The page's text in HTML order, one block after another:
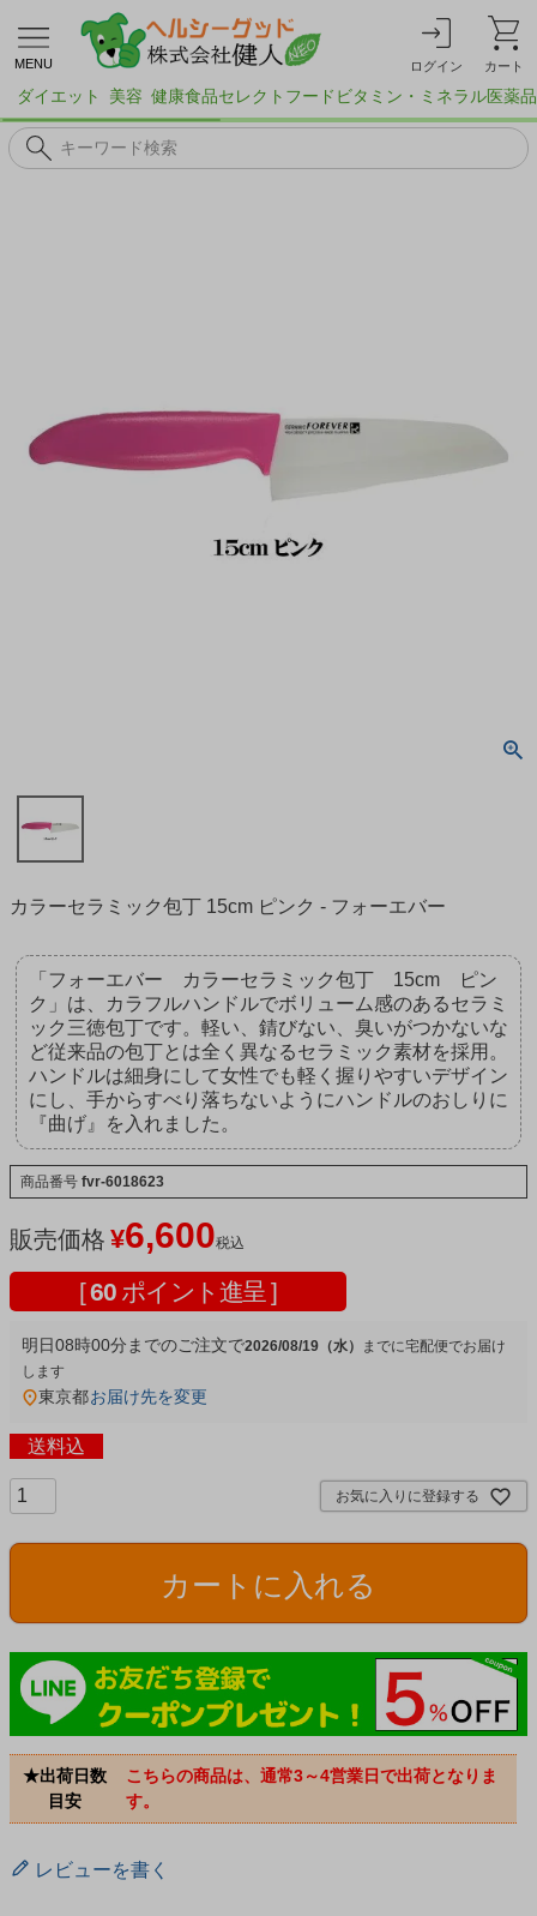
MENU ログイン カート
ダイエット 美容 健康食品セレクトフード ビタミン・ミネラル医薬品
カラーセラミック包丁 15cm ピンク - フォーエバー
「フォーエバー カラーセラミック包丁 15cm ピン
ク」は、カラフルハンドルでボリューム感のあるセラミ
ック三徳包丁です。軽い、錆びない、臭いがつかないな
ど従来品の包丁とは全く異なるセラミック素材を採用。
ハンドルは細身にして女性でも軽く握りやすいデザイン
にし、手からすべり落ちないようにハンドルのおしりに
『曲げ』を入れました。
商品番号 fvr-6018623
販売価格 ¥6,600税込
[60 ポイント進呈 ]
明日08時00分 までのご注文で2026/08/19（水） 宅配便
東京都お届け先を変更
送料込
お気に入りに登録する
カートに入れる
★出荷日数
目安
こちらの商品は、通常3～4営業日で出荷となりま
す。
レビューを書く